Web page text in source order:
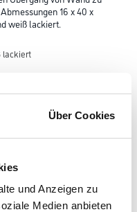
Über Cookies
und Anzeigen zu
Medien anbieten
16 x 40 x
weiß lackiert.
lackiert